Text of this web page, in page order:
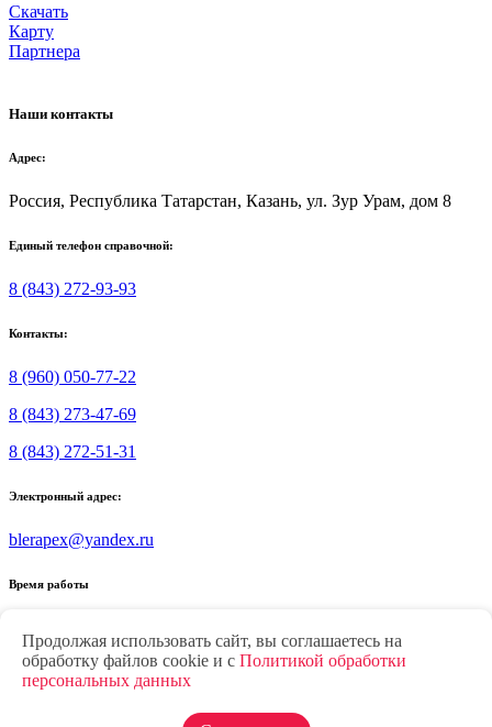
Скачать
Карту
Партнера
Наши контакты
Адрес:
Россия, Республика Татарстан, Казань, ул. Зур Урам, дом 8
Единый телефон справочной:
8 (843) 272-93-93
Контакты:
8 (960) 050-77-22
8 (843) 273-47-69
8 (843) 272-51-31
Электронный адрес:
blerapex@yandex.ru
Время работы
Суббота: 9.00-17.00
Воскресенье: выходной
Продолжая использовать сайт, вы соглашаетесь на
обработку файлов cookie и с Политикой обработки
персональных данных